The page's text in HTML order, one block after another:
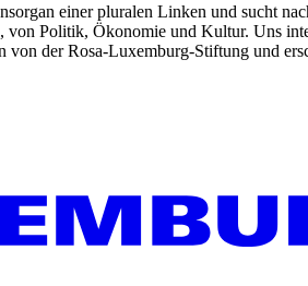
einer pluralen Linken und sucht
von Politik, Ökonomie und Kultur. Uns
der Rosa-Luxemburg-Stiftung und